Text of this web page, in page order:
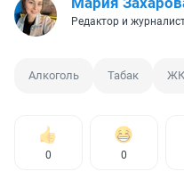
Редактор и
Алкоголь Табак
0 0